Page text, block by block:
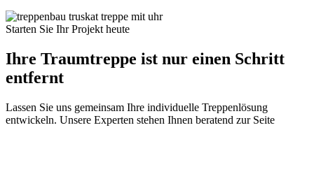
Starten Sie Ihr Projekt heute
Ihre Traumtreppe ist nur einen Schritt
entfernt
Lassen Sie uns gemeinsam Ihre individuelle Treppenlösung
entwickeln. Unsere Experten stehen Ihnen beratend zur Seite